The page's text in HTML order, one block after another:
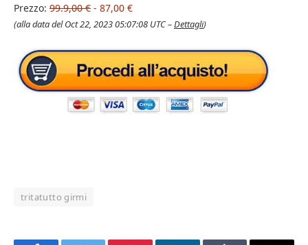
Prezzo: 99.9,00 € - 87,00 €
(alla data del Oct 22, 2023 05:07:08 UTC –Dettagli)
tritatutto girmi